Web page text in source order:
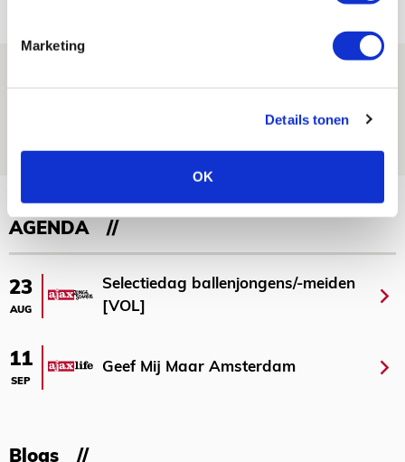
Marketing
Details tonen
OK
NIEUWS
AGENDA
23
AUG
Selectiedag ballenjongens/-meiden
[VOL]
11
SEP
Geef Mij Maar Amsterdam
Blogs